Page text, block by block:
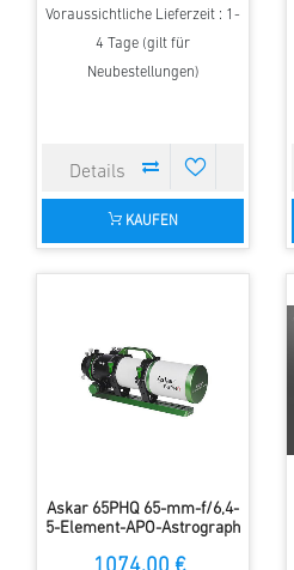
Voraussichtliche Lieferzeit : 1-
4 Tage (gilt für
Neubestellungen)
KAUFEN
Askar 65PHQ 65-mm-f/6,4-
5-Element-APO-Astrograph